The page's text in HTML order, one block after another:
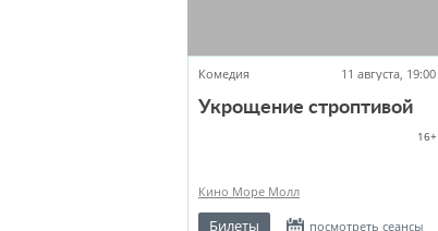
Комедия 11 августа, 19:00
Укрощение строптивой
16+
Кино Море Молл
Билеты посмотреть сеансы